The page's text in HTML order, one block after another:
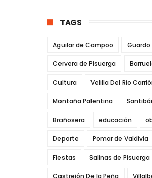
TAGS
Aguilar de Campoo Guardo
Cervera de Pisuerga
Cultura Velilla Del Río
Montaña Palentina
Brañosera educación
Deporte Pomar de Valdivia
Fiestas Salinas de Pisuerga
Castrejón De la Peña